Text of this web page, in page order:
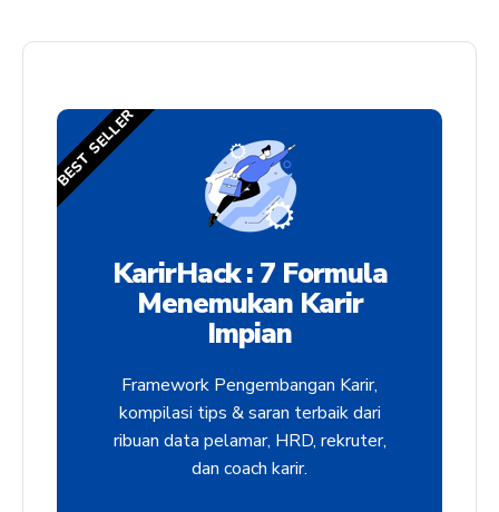
KarirHack : 7 Formula
Menemukan Karir
Impian
Framework Pengembangan Karir,
kompilasi tips & saran terbaik dari
ribuan data pelamar, HRD, rekruter,
dan coach karir.
BEST SELLER